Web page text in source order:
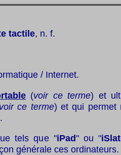
tactile, n. f.
/ Internet.
(voir ce terme) et
ce terme) et qui permet
.
tels que "iPad" ou "
générale ces ordinateurs.